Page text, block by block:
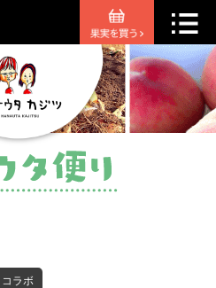
コラボ